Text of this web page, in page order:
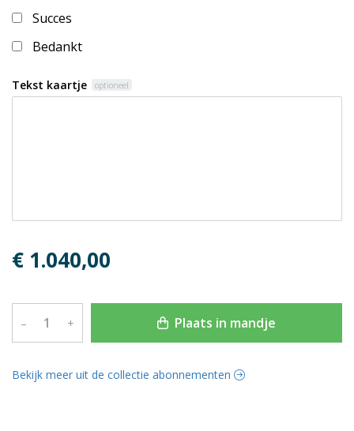
Succes
Bedankt
Tekst kaartje optioneel
€ 1.040,00
– + Plaats in mandje
Bekijk meer uit de collectie abonnementen